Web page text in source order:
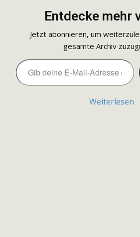
Entdecke mehr
Jetzt abonnieren, um
gesamte Archiv
Gib deine E-Mail-Adresse ein ...
Weiterlesen